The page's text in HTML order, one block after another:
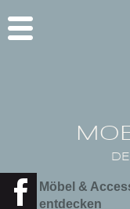
Möbel &
entdecken